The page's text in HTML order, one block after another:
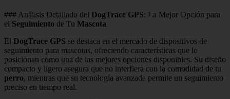
### Análisis Detallado del DogTrace GPS: La Mejor Opción para
el Seguimiento de Tu Mascota
El DogTrace GPS se destaca en el mercado de dispositivos de
seguimiento para mascotas, ofreciendo características que lo
posicionan como una de las mejores opciones disponibles. Su diseño
compacto y ligero asegura que no interfiera con la comodidad de tu
perro, mientras que su tecnología avanzada permite un seguimiento
preciso en tiempo real.